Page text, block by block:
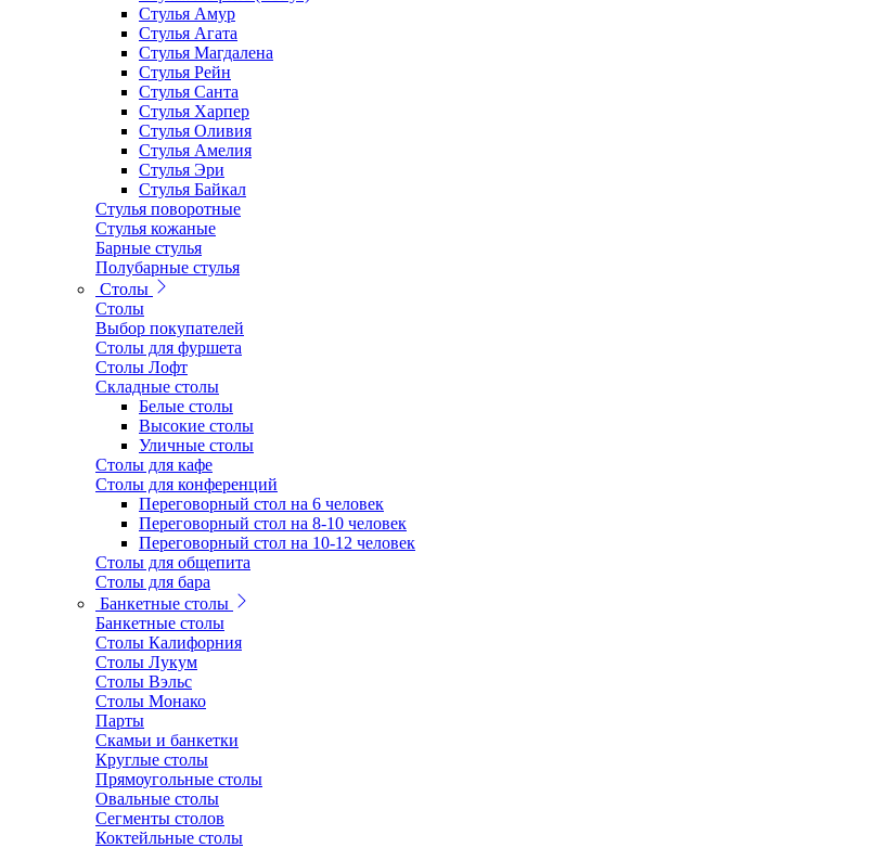
Стулья Амур
Стулья Агата
Стулья Магдалена
Стулья Рейн
Стулья Санта
Стулья Харпер
Стулья Оливия
Стулья Амелия
Стулья Эри
Стулья Байкал
Стулья поворотные
Стулья кожаные
Барные стулья
Полубарные стулья
Столы
Столы
Выбор покупателей
Столы для фуршета
Столы Лофт
Складные столы
Белые столы
Высокие столы
Уличные столы
Столы для кафе
Столы для конференций
Переговорный стол на 6 человек
Переговорный стол на 8-10 человек
Переговорный стол на 10-12 человек
Столы для общепита
Столы для бара
Банкетные столы
Банкетные столы
Столы Калифорния
Столы Лукум
Столы Вэльс
Столы Монако
Парты
Скамьи и банкетки
Круглые столы
Прямоугольные столы
Овальные столы
Сегменты столов
Коктейльные столы